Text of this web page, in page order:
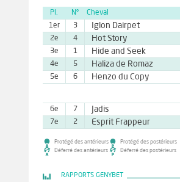
Pl. N° Cheval
1er
3 Iglon Dairpet
2e
4 Hot Story
3e
1 Hide and Seek
4e
5 Haliza de Romaz
5e
6 Henzo du Copy
6e 7 Jadis
7e
2 Esprit Frappeur
Protégé des antérieurs
Déferré des antérieurs
Protégé des postérieurs
Déferré des postérieurs
RAPPORTS GENYBET